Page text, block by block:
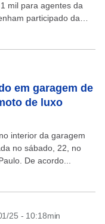
mil para agentes da
participado da
em garagem de
de luxo
interior da garagem
no sábado, 22, no
De acordo...
25 - 10:18min